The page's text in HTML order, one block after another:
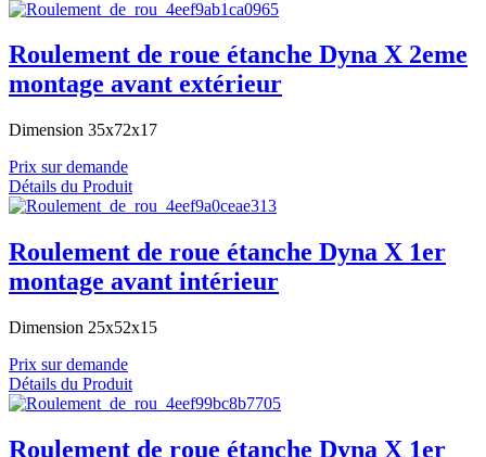
Roulement de roue étanche Dyna X 2eme
montage avant extérieur
Dimension 35x72x17
Prix sur demande
Détails du Produit
Roulement de roue étanche Dyna X 1er
montage avant intérieur
Dimension 25x52x15
Prix sur demande
Détails du Produit
Roulement de roue étanche Dyna X 1er